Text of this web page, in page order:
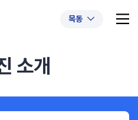
목동
소개